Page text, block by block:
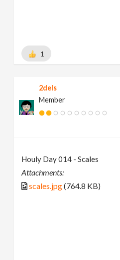
1
2dels
Member
Houly Day 014 - Scales
Attachments:
scales.jpg(764.8 KB)